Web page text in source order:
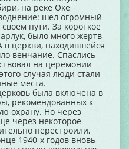
на реке Оке
шел огромный
пути. За короткое
было много жертв
церкви, находившейся
венчание. Спаслись
на церемонии
случая люди стали
места.
была включена в
рекомендованных к
охрану. Но через
через некоторое
перестроили,
1940-х годов вновь